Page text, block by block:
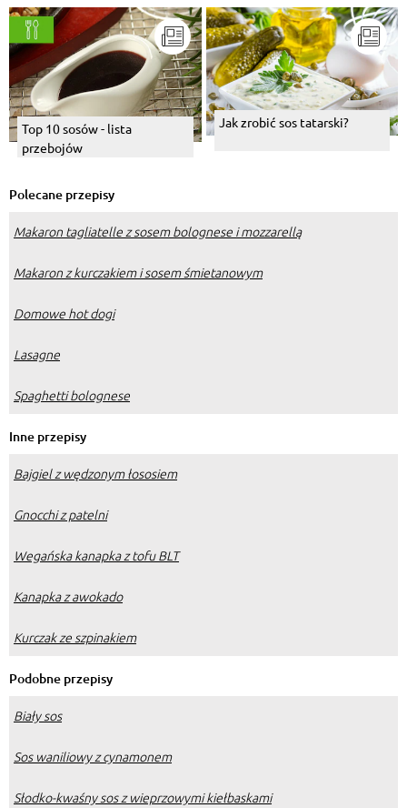
Top 10 sosów - lista
przebojów
Jak zrobić sos tatarski?
Polecane przepisy
Makaron tagliatelle z sosem bolognese i mozzarellą
Makaron z kurczakiem i sosem śmietanowym
Domowe hot dogi
Lasagne
Spaghetti bolognese
Inne przepisy
Bajgiel z wędzonym łososiem
Gnocchi z patelni
Wegańska kanapka z tofu BLT
Kanapka z awokado
Kurczak ze szpinakiem
Podobne przepisy
Biały sos
Sos waniliowy z cynamonem
Słodko-kwaśny sos z wieprzowymi kiełbaskami